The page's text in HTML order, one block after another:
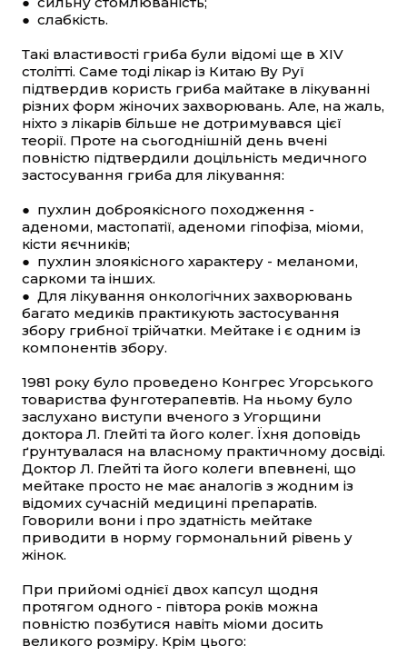
● слабкість.
Такі властивості гриба були відомі ще в XIV
столітті. Саме тоді лікар із Китаю Ву Руї
підтвердив користь гриба майтаке в лікуванні
різних форм жіночих захворювань. Але, на жаль,
ніхто з лікарів більше не дотримувався цієї
теорії. Проте на сьогоднішній день вчені
повністю підтвердили доцільність медичного
застосування гриба для лікування:
● пухлин доброякісного походження -
аденоми, мастопатії, аденоми гіпофіза, міоми,
кісти яєчників;
● пухлин злоякісного характеру - меланоми,
саркоми та інших.
● Для лікування онкологічних захворювань
багато медиків практикують застосування
збору грибної трійчатки. Мейтаке і є одним із
компонентів збору.
1981 року було проведено Конгрес Угорського
товариства фунготерапевтів. На ньому було
заслухано виступи вченого з Угорщини
доктора Л. Глейті та його колег. Їхня доповідь
ґрунтувалася на власному практичному досвіді.
Доктор Л. Глейті та його колеги впевнені, що
мейтаке просто не має аналогів з жодним із
відомих сучасній медицині препаратів.
Говорили вони і про здатність мейтаке
приводити в норму гормональний рівень у
жінок.
При прийомі однієї двох капсул щодня
протягом одного - півтора років можна
повністю позбутися навіть міоми досить
великого розміру. Крім цього: